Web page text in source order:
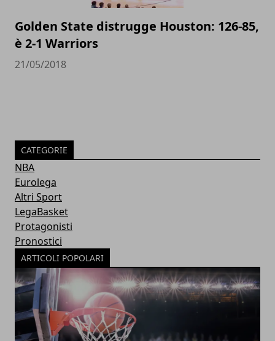
Golden State distrugge Houston: 126-85,
è 2-1 Warriors
21/05/2018
CATEGORIE
NBA
Eurolega
Altri Sport
LegaBasket
Protagonisti
Pronostici
ARTICOLI POPOLARI